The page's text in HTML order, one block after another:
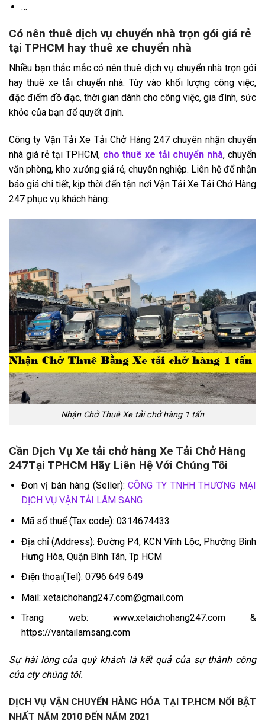
…
Có nên thuê dịch vụ chuyển nhà trọn gói giá rẻ
tại TPHCM hay thuê xe chuyển nhà
Nhiều bạn thắc mắc có nên thuê dịch vụ chuyển nhà trọn gói
hay thuê xe tải chuyển nhà. Tùy vào khối lượng công việc,
đặc điểm đồ đạc, thời gian dành cho công việc, gia đình, sức
khỏe của bạn để quyết định.
Công ty Vận Tải Xe Tải Chở Hàng 247 chuyên nhận chuyển
nhà giá rẻ tại TPHCM, cho thuê xe tải chuyển nhà, chuyển
văn phòng, kho xưởng giá rẻ, chuyên nghiệp. Liên hệ để nhận
báo giá chi tiết, kịp thời đến tận nơi Vận Tải Xe Tải Chở Hàng
247 phục vụ khách hàng:
Nhận Chở Thuê Xe tải chở hàng 1 tấn
Cần Dịch Vụ Xe tải chở hàng Xe Tải Chở Hàng
247Tại TPHCM Hãy Liên Hệ Với Chúng Tôi
Đơn vị bán hàng (Seller):CÔNG TY TNHH THƯƠNG MẠI
DỊCH VỤ VẬN TẢI LÂM SANG
Mã số thuế (Tax code): 0314674433
Địa chỉ (Address): Đường P4, KCN Vĩnh Lộc, Phường Bình
Hưng Hòa, Quận Bình Tân, Tp HCM
Điện thoại(Tel): 0796 649 649
Mail: xetaichohang247.com@gmail.com
Trang web: www.xetaichohang247.com &
https://vantailamsang.com
Sự hài lòng của quý khách là kết quả của sự thành công
của cty chúng tôi.
DỊCH VỤ VẬN CHUYỂN HÀNG HÓA TẠI TP.HCM NỔI BẬT
NHẤT NĂM 2010 ĐẾN NĂM 2021